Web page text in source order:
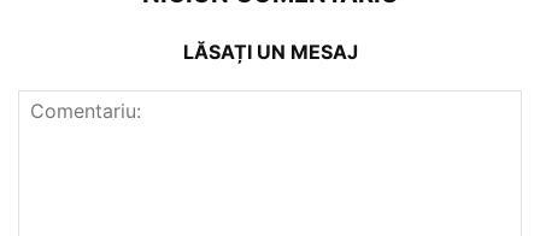
LĂSAȚI UN MESAJ